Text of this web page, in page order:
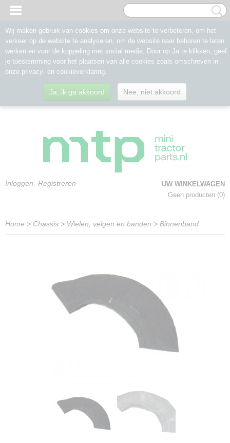
Inloggen Registreren
UW WINKELWAGEN
Geen producten (0)
Home > Chassis > Wielen, velgen en banden > Binnenband
Wij maken gebruik van cookies om onze website te verbeteren, om het
verkeer op de website te analyseren, om de website naar behoren te laten
werken en voor de koppeling met social media. Door op Ja te klikken, geef
je toestemming voor het plaatsen van alle cookies zoals omschreven in
onze privacy- en cookieverklaring.
Ja, ik ga akkoord Nee, niet akkoord